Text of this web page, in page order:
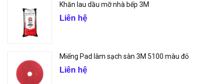
Khăn lau dầu mỡ nhà bếp 3M
Liên hệ
Miếng Pad làm sạch sàn 3M 5100 màu đỏ
Liên hệ